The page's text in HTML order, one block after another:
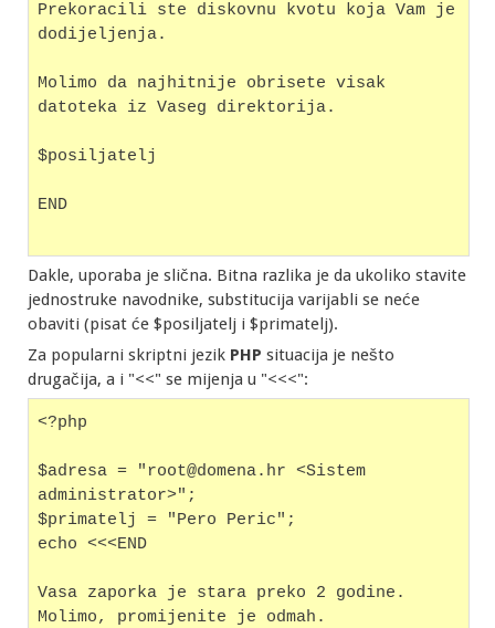
Prekoracili ste diskovnu kvotu koja Vam je
dodijeljenja.
Molimo da najhitnije obrisete visak
datoteka iz Vaseg direktorija.
$posiljatelj
END
Dakle, uporaba je slična. Bitna razlika je da ukoliko stavite
jednostruke navodnike, substitucija varijabli se neće
obaviti (pisat će $posiljatelj i $primatelj).
Za popularni skriptni jezik PHP situacija je nešto
drugačija, a i "<<" se mijenja u "<<<":
<?php
$adresa =
"root@domena.hr <Sistem
administrator>" ;
$primatelj = "Pero Peric" ;
echo <<<END
Vasa zaporka je stara preko 2 godine.
Molimo, promijenite je odmah.